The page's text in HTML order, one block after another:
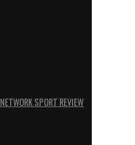
NETWORK SPORT REVIEW